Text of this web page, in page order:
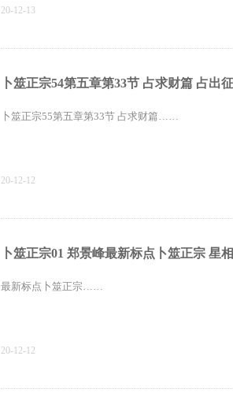
20-12-13
卜筮正宗54第五章第33节 占求财篇 占
卜筮正宗55第五章第33节 占求财篇……
20-12-12
卜筮正宗01 郑景峰最新标点卜筮正宗 星
最新标点卜筮正宗……
20-12-12